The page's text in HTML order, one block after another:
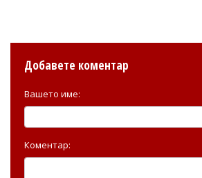
Добавете коментар
Вашето име:
Коментар: